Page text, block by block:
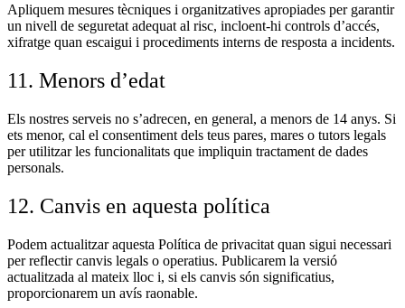
Apliquem mesures tècniques i organitzatives apropiades per garantir
un nivell de seguretat adequat al risc, incloent-hi controls d’accés,
xifratge quan escaigui i procediments interns de resposta a incidents.
11. Menors d’edat
Els nostres serveis no s’adrecen, en general, a menors de 14 anys. Si
ets menor, cal el consentiment dels teus pares, mares o tutors legals
per utilitzar les funcionalitats que impliquin tractament de dades
personals.
12. Canvis en aquesta política
Podem actualitzar aquesta Política de privacitat quan sigui necessari
per reflectir canvis legals o operatius. Publicarem la versió
actualitzada al mateix lloc i, si els canvis són significatius,
proporcionarem un avís raonable.